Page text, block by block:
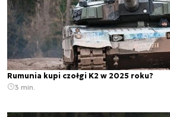
Rumunia kupi czołgi K2 w 2025 roku?
3 min.